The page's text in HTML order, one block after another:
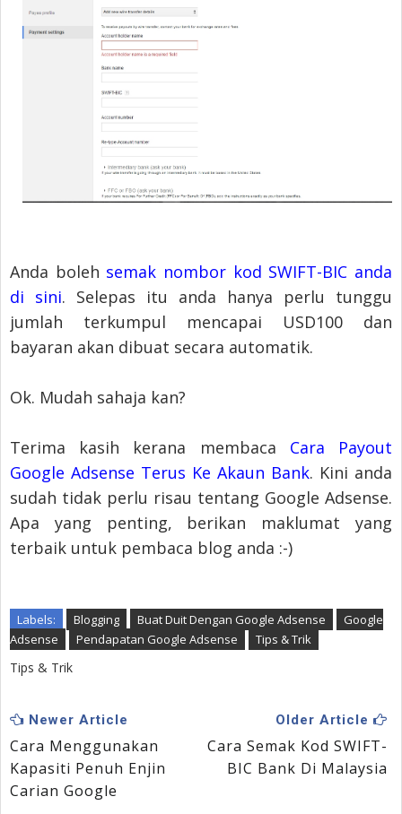
Anda boleh semak nombor kod SWIFT-BIC anda
di sini. Selepas itu anda hanya perlu tunggu
jumlah terkumpul mencapai USD100 dan
bayaran akan dibuat secara automatik.
Ok. Mudah sahaja kan?
Terima kasih kerana membaca Cara Payout
Google Adsense Terus Ke Akaun Bank. Kini anda
sudah tidak perlu risau tentang Google Adsense.
Apa yang penting, berikan maklumat yang
terbaik untuk pembaca blog anda :-)
Labels: Blogging Buat Duit Dengan Google Adsense
Google
Adsense
Pendapatan Google Adsense Tips & Trik
Tips & Trik
Newer Article
Cara Menggunakan
Kapasiti Penuh Enjin
Carian Google
Older Article
Cara Semak Kod SWIFT-
BIC Bank Di Malaysia